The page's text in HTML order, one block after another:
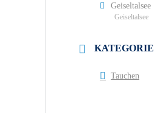
Geiseltalsee
Geiseltalsee
KATEGORIE
Tauchen